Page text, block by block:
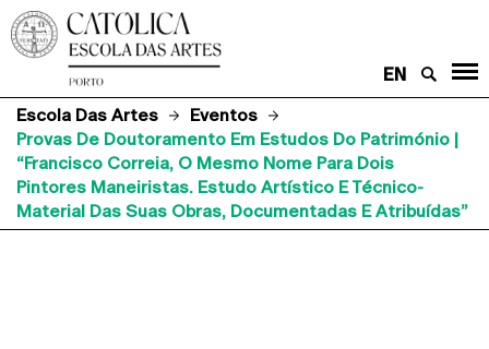
EN
Escola Das Artes
Eventos
Provas De Doutoramento Em Estudos Do Património |
“Francisco Correia, O Mesmo Nome Para Dois
Pintores Maneiristas. Estudo Artístico E Técnico-
Material Das Suas Obras, Documentadas E Atribuídas”